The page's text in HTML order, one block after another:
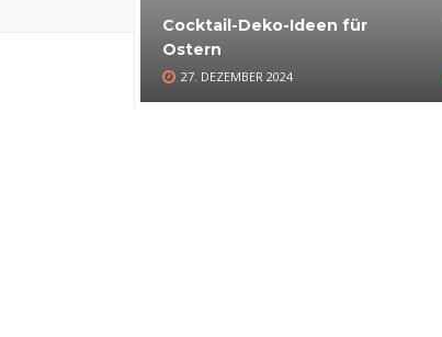
Cocktail-Deko-Ideen für
Ostern
27. DEZEMBER 2024